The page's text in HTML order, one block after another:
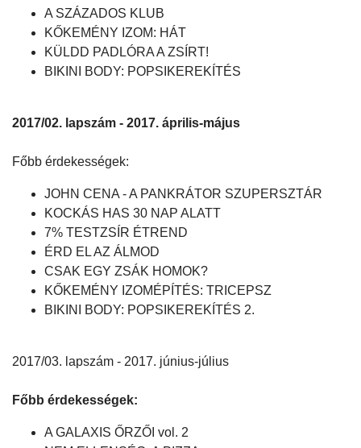
A SZÁZADOS KLUB
KŐKEMÉNY IZOM: HÁT
KÜLDD PADLÓRA A ZSÍRT!
BIKINI BODY: POPSIKEREKÍTÉS
2017/02. lapszám - 2017. április-május
Főbb érdekességek:
JOHN CENA - A PANKRÁTOR SZUPERSZTÁR
KOCKÁS HAS 30 NAP ALATT
7% TESTZSÍR ÉTREND
ÉRD EL AZ ÁLMOD
CSAK EGY ZSÁK HOMOK?
KŐKEMÉNY IZOMÉPÍTÉS: TRICEPSZ
BIKINI BODY: POPSIKEREKÍTÉS 2.
2017/03. lapszám - 2017. június-július
Főbb érdekességek:
A GALAXIS ŐRZŐI vol. 2